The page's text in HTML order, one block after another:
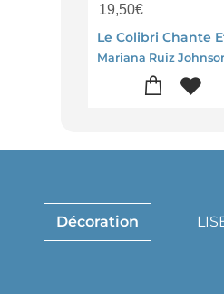
19,50€
Mariana Ruiz
Décoration